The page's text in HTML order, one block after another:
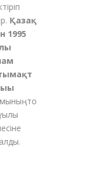
Қазақ
то